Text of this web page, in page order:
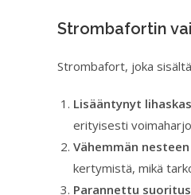
Strombafortin
Strombafort, joka
Lisääntynyt
erityisesti
Vähemmän
kertymistä, mikä
Parannettu